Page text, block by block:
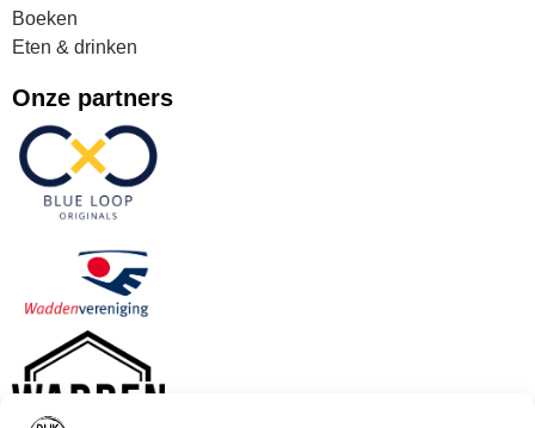
Boeken
Eten & drinken
Onze partners